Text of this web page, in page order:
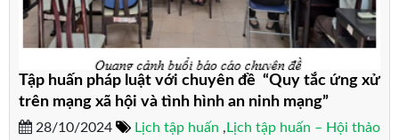
Tập huấn pháp luật với chuyên đề “Quy tắc ứng xử
trên mạng xã hội và tình hình an ninh mạng”
28/10/2024 Lịch tập huấn ,Lịch tập huấn – Hội thảo